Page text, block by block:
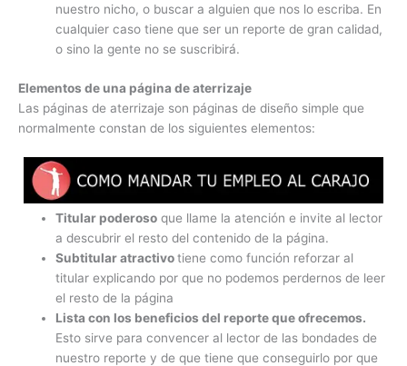
nuestro nicho, o buscar a alguien que nos lo escriba. En
cualquier caso tiene que ser un reporte de gran calidad,
o sino la gente no se suscribirá.
Elementos de una página de aterrizaje
Las páginas de aterrizaje son páginas de diseño simple que
normalmente constan de los siguientes elementos:
Titular poderoso que llame la atención e invite al lector
a descubrir el resto del contenido de la página.
Subtitular atractivotiene como función reforzar al
titular explicando por que no podemos perdernos de leer
el resto de la página
Lista con los beneficios del reporte que ofrecemos.
Esto sirve para convencer al lector de las bondades de
nuestro reporte y de que tiene que conseguirlo por que